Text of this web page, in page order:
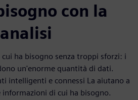
con la
ha bisogno senza troppi sforzi: i
un'enorme quantità di dati.
intelligenti e connessi La aiutano a
di cui ha bisogno.